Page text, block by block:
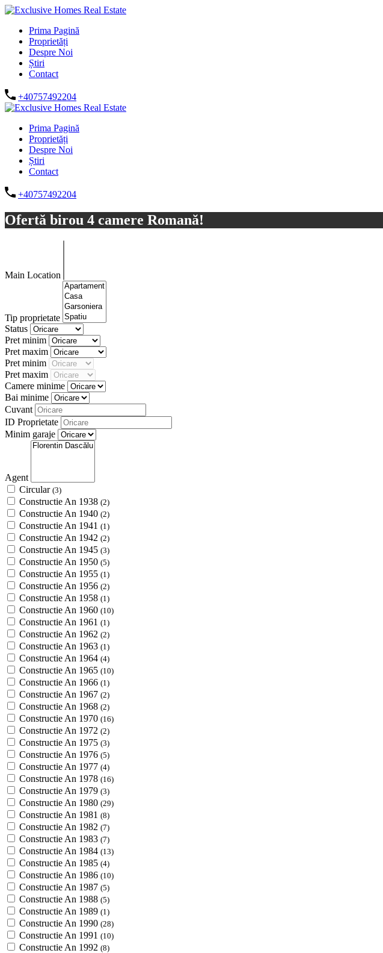
Prima Pagină
Proprietăți
Despre Noi
Știri
Contact
+40757492204
Prima Pagină
Proprietăți
Despre Noi
Știri
Contact
+40757492204
Ofertă birou 4 camere Romană!
Main Location
Tip proprietate
Status
Pret minim
Pret maxim
Pret minim
Pret maxim
Camere minime
Bai minime
Cuvant
ID Proprietate
Minim garaje
Agent
Circular (3)
Constructie An 1938 (2)
Constructie An 1940 (2)
Constructie An 1941 (1)
Constructie An 1942 (2)
Constructie An 1945 (3)
Constructie An 1950 (5)
Constructie An 1955 (1)
Constructie An 1956 (2)
Constructie An 1958 (1)
Constructie An 1960 (10)
Constructie An 1961 (1)
Constructie An 1962 (2)
Constructie An 1963 (1)
Constructie An 1964 (4)
Constructie An 1965 (10)
Constructie An 1966 (1)
Constructie An 1967 (2)
Constructie An 1968 (2)
Constructie An 1970 (16)
Constructie An 1972 (2)
Constructie An 1975 (3)
Constructie An 1976 (5)
Constructie An 1977 (4)
Constructie An 1978 (16)
Constructie An 1979 (3)
Constructie An 1980 (29)
Constructie An 1981 (8)
Constructie An 1982 (7)
Constructie An 1983 (7)
Constructie An 1984 (13)
Constructie An 1985 (4)
Constructie An 1986 (10)
Constructie An 1987 (5)
Constructie An 1988 (5)
Constructie An 1989 (1)
Constructie An 1990 (28)
Constructie An 1991 (10)
Constructie An 1992 (8)